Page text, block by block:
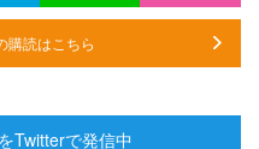
読はこちら
Twitterで発信中